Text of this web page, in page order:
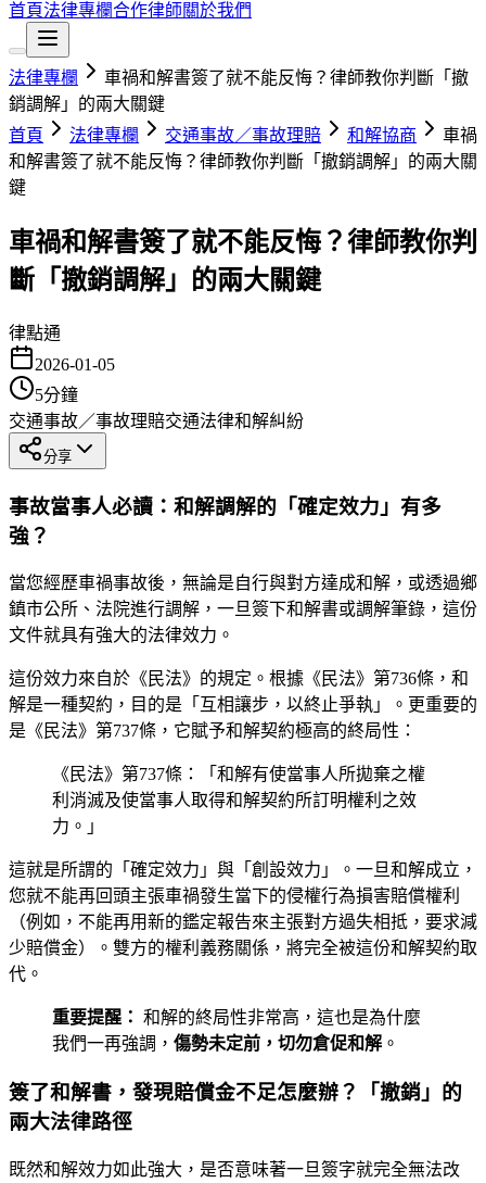
首頁法律專欄合作律師關於我們
法律專欄
車禍和解書簽了就不能反悔？律師教你判斷「撤
銷調解」的兩大關鍵
首頁
法律專欄 交通事故／事故理賠 和解協商
車禍
和解書簽了就不能反悔？律師教你判斷「撤銷調解」的兩大關
鍵
車禍和解書簽了就不能反悔？律師教你判
斷「撤銷調解」的兩大關鍵
律點通
2026-01-05
5分鐘
交通事故／事故理賠交通法律和解糾紛
分享
事故當事人必讀：和解調解的「確定效力」有多
強？
當您經歷車禍事故後，無論是自行與對方達成和解，或透過鄉
鎮市公所、法院進行調解，一旦簽下和解書或調解筆錄，這份
文件就具有強大的法律效力。
這份效力來自於《民法》的規定。根據《民法》第736條，和
解是一種契約，目的是「互相讓步，以終止爭執」。更重要的
是《民法》第737條，它賦予和解契約極高的終局性：
《民法》第737條：「和解有使當事人所拋棄之權
利消滅及使當事人取得和解契約所訂明權利之效
力。」
這就是所謂的「確定效力」與「創設效力」。一旦和解成立，
您就不能再回頭主張車禍發生當下的侵權行為損害賠償權利
（例如，不能再用新的鑑定報告來主張對方過失相抵，要求減
少賠償金）。雙方的權利義務關係，將完全被這份和解契約取
代。
重要提醒： 和解的終局性非常高，這也是為什麼
我們一再強調， 傷勢未定前，切勿倉促和解 。
簽了和解書，發現賠償金不足怎麼辦？「撤銷」的
兩大法律路徑
既然和解效力如此強大，是否意味著一旦簽字就完全無法改